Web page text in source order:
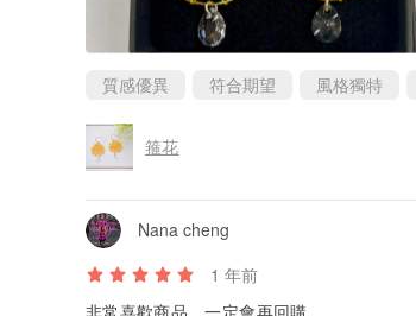
質感優異 符合期望 風格獨特
箍花
Nana cheng
1 年前
非常喜歡商品，一定會再回購